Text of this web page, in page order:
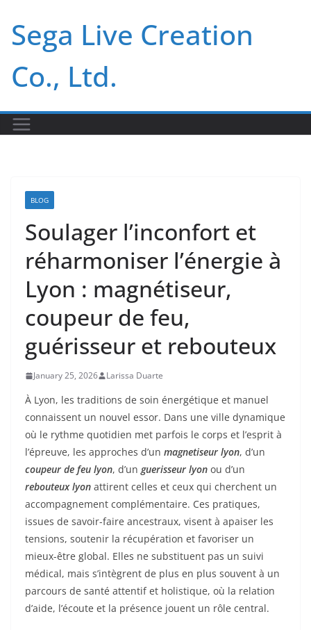
content
Sega Live Creation
Co., Ltd.
BLOG
Soulager l’inconfort et
réharmoniser l’énergie à
Lyon : magnétiseur,
coupeur de feu,
guérisseur et rebouteux
January 25, 2026 Larissa Duarte
À Lyon, les traditions de soin énergétique et manuel
connaissent un nouvel essor. Dans une ville dynamique
où le rythme quotidien met parfois le corps et l’esprit à
l’épreuve, les approches d’un magnetiseur lyon, d’un
coupeur de feu lyon, d’un guerisseur lyon ou d’un
rebouteux lyon attirent celles et ceux qui cherchent un
accompagnement complémentaire. Ces pratiques,
issues de savoir-faire ancestraux, visent à apaiser les
tensions, soutenir la récupération et favoriser un
mieux-être global. Elles ne substituent pas un suivi
médical, mais s’intègrent de plus en plus souvent à un
parcours de santé attentif et holistique, où la relation
d’aide, l’écoute et la présence jouent un rôle central.